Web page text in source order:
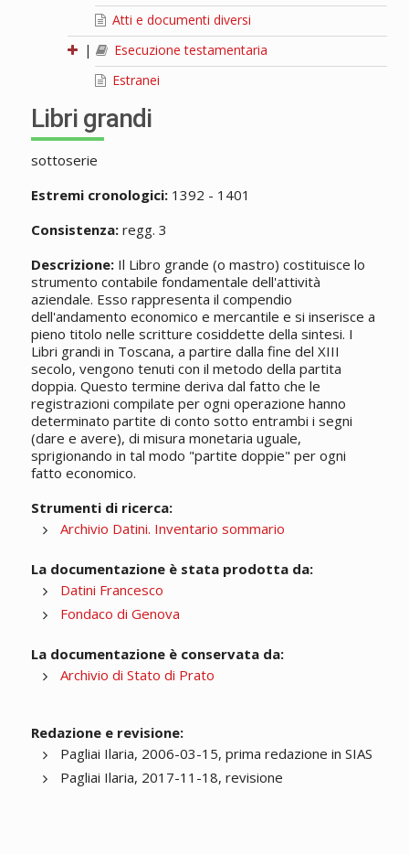
Atti e documenti diversi
|
Esecuzione testamentaria
Estranei
Libri grandi
sottoserie
Estremi cronologici:1392 - 1401
Consistenza:regg. 3
Descrizione:Il Libro grande (o mastro) costituisce lo
strumento contabile fondamentale dell'attività
aziendale. Esso rappresenta il compendio
dell'andamento economico e mercantile e si inserisce a
pieno titolo nelle scritture cosiddette della sintesi. I
Libri grandi in Toscana, a partire dalla fine del XIII
secolo, vengono tenuti con il metodo della partita
doppia. Questo termine deriva dal fatto che le
registrazioni compilate per ogni operazione hanno
determinato partite di conto sotto entrambi i segni
(dare e avere), di misura monetaria uguale,
sprigionando in tal modo "partite doppie" per ogni
fatto economico.
Strumenti di ricerca:
Archivio Datini. Inventario sommario
La documentazione è stata prodotta da:
Datini Francesco
Fondaco di Genova
La documentazione è conservata da:
Archivio di Stato di Prato
Redazione e revisione:
Pagliai Ilaria, 2006-03-15, prima redazione in SIAS
Pagliai Ilaria, 2017-11-18, revisione